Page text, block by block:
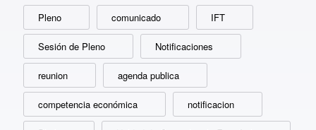
Pleno comunicado IFT
Sesión de Pleno Notificaciones
reunion agenda publica
competencia económica notificacion